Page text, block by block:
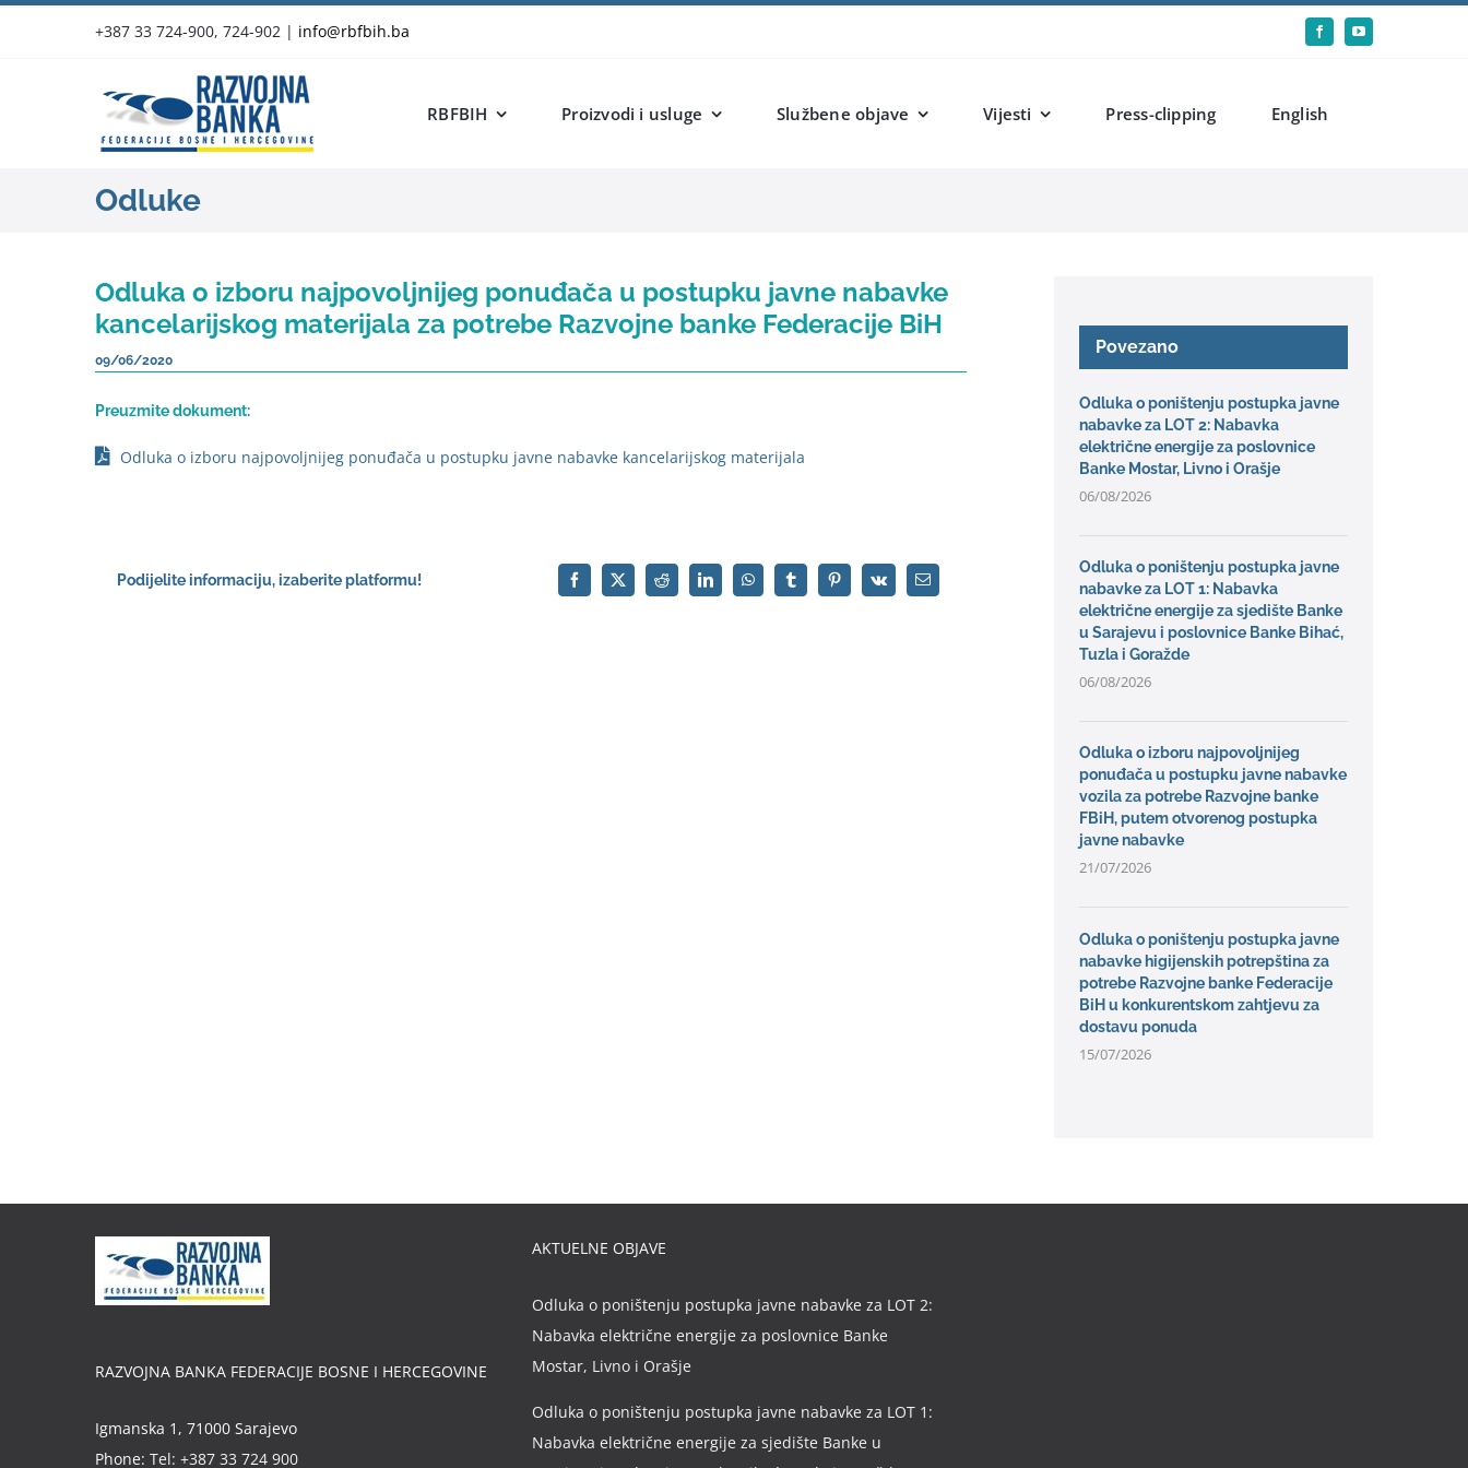
+387 33 724-900, 724-902 | info@rbfbih.ba
RBFBIH Proizvodi i usluge Službene objave Vijesti Press-clipping English
Odluke
Odluka o izboru najpovoljnijeg ponuđača u postupku javne nabavke
kancelarijskog materijala za potrebe Razvojne banke Federacije BiH
09/06/2020
Preuzmite dokument:
Odluka o izboru najpovoljnijeg ponuđača u postupku javne nabavke kancelarijskog materijala
Podijelite informaciju, izaberite platformu!
Povezano
Odluka o poništenju postupka javne
nabavke za LOT 2: Nabavka
električne energije za poslovnice
Banke Mostar, Livno i Orašje
06/08/2026
Odluka o poništenju postupka javne
nabavke za LOT 1: Nabavka
električne energije za sjedište Banke
u Sarajevu i poslovnice Banke Bihać,
Tuzla i Goražde
06/08/2026
Odluka o izboru najpovoljnijeg
ponuđača u postupku javne nabavke
vozila za potrebe Razvojne banke
FBiH, putem otvorenog postupka
javne nabavke
21/07/2026
Odluka o poništenju postupka javne
nabavke higijenskih potrepština za
potrebe Razvojne banke Federacije
BiH u konkurentskom zahtjevu za
dostavu ponuda
15/07/2026
RAZVOJNA BANKA FEDERACIJE BOSNE I HERCEGOVINE
Igmanska 1, 71000 Sarajevo
Phone: Tel: +387 33 724 900
AKTUELNE OBJAVE
Odluka o poništenju postupka javne nabavke za LOT 2:
Nabavka električne energije za poslovnice Banke
Mostar, Livno i Orašje
Odluka o poništenju postupka javne nabavke za LOT 1:
Nabavka električne energije za sjedište Banke u